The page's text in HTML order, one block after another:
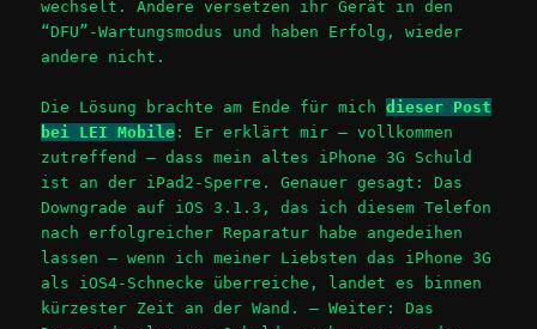
wechselt. Andere versetzen ihr Gerät in den
“DFU”-Wartungsmodus und haben Erfolg, wieder
andere nicht.
Die Lösung brachte am Ende für michdieser Post
bei LEI Mobile : Er erklärt mir – vollkommen
zutreffend – dass mein altes iPhone 3G Schuld
ist an der iPad2-Sperre. Genauer gesagt: Das
Downgrade auf iOS 3.1.3, das ich diesem Telefon
nach erfolgreicher Reparatur habe angedeihen
lassen – wenn ich meiner Liebsten das iPhone 3G
als iOS4-Schnecke überreiche, landet es binnen
kürzester Zeit an der Wand. – Weiter: Das